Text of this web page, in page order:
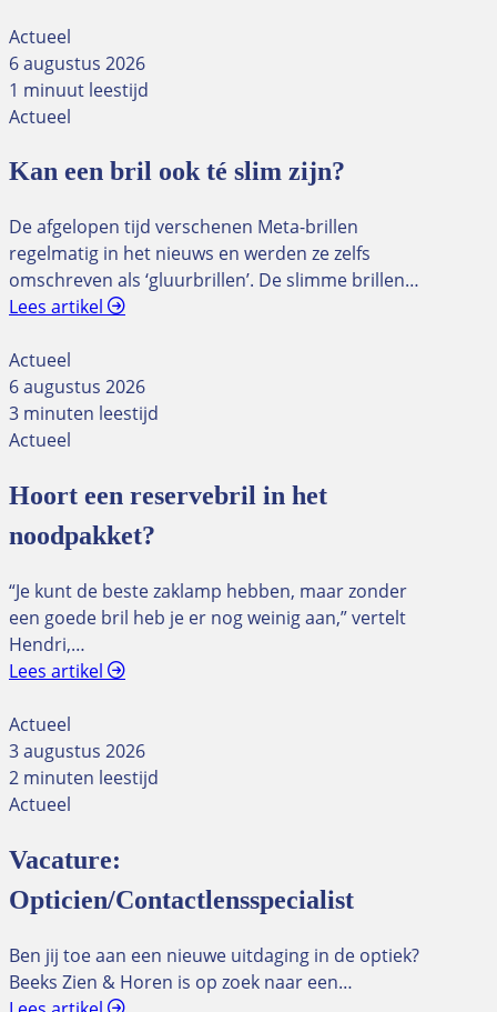
Actueel
6 augustus 2026
1 minuut leestijd
Actueel
Kan een bril ook té slim zijn?
De afgelopen tijd verschenen Meta-brillen
regelmatig in het nieuws en werden ze zelfs
omschreven als ‘gluurbrillen’. De slimme brillen…
Lees artikel
Actueel
6 augustus 2026
3 minuten leestijd
Actueel
Hoort een reservebril in het
noodpakket?
“Je kunt de beste zaklamp hebben, maar zonder
een goede bril heb je er nog weinig aan,” vertelt
Hendri,…
Lees artikel
Actueel
3 augustus 2026
2 minuten leestijd
Actueel
Vacature:
Opticien/Contactlensspecialist
Ben jij toe aan een nieuwe uitdaging in de optiek?
Beeks Zien & Horen is op zoek naar een…